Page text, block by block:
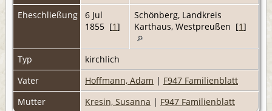
Eheschließung
6 Jul
1855 [1]
Schönberg, Landkreis
Karthaus, Westpreußen [1]
Typ
kirchlich
Vater
Hoffmann, Adam | F947 Familienblatt
Mutter
Kresin, Susanna | F947 Familienblatt